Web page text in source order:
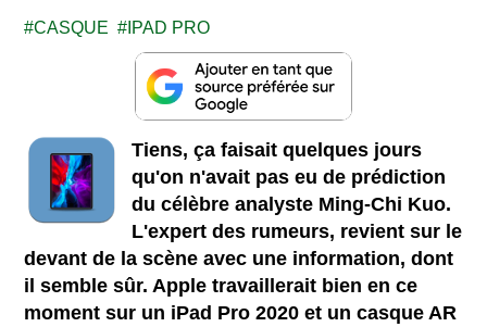
CASQUE IPAD PRO
Tiens, ça faisait quelques jours
qu'on n'avait pas eu de prédiction
du célèbre analyste Ming-Chi Kuo.
L'expert des rumeurs, revient sur le
devant de la scène avec une information, dont
il semble sûr. Apple travaillerait bien en ce
moment sur un iPad Pro 2020 et un casque AR